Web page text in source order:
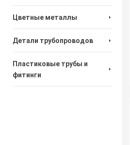
Цветные металлы
Детали трубопроводов
Пластиковые трубы и
фитинги